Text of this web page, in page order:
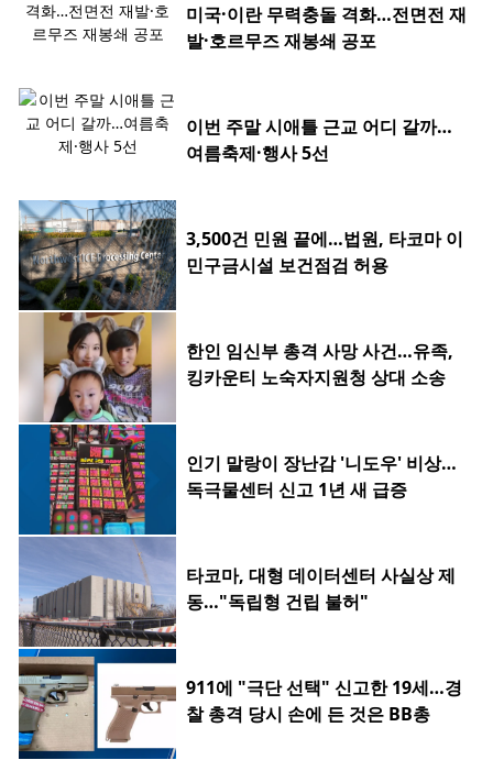
미국·이란 무력충돌 격화…전면전 재
발·호르무즈 재봉쇄 공포
이번 주말 시애틀 근교 어디 갈까…
여름축제·행사 5선
3,500건 민원 끝에…법원, 타코마 이
민구금시설 보건점검 허용
한인 임신부 총격 사망 사건…유족,
킹카운티 노숙자지원청 상대 소송
인기 말랑이 장난감 '니도우' 비상…
독극물센터 신고 1년 새 급증
타코마, 대형 데이터센터 사실상 제
동…"독립형 건립 불허"
911에 "극단 선택" 신고한 19세…경
찰 총격 당시 손에 든 것은 BB총